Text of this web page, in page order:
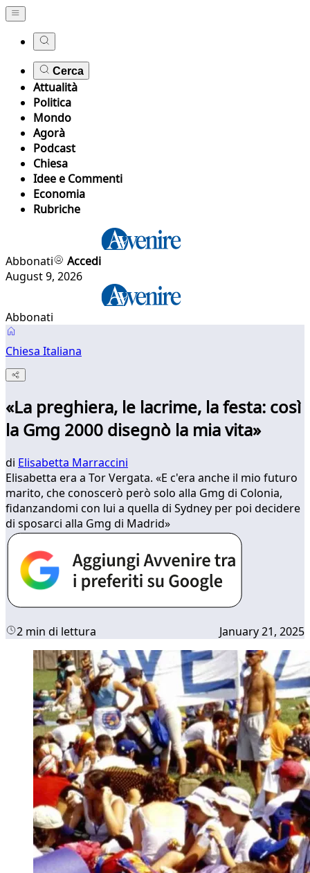
Cerca
Attualità
Politica
Mondo
Agorà
Podcast
Chiesa
Idee e Commenti
Economia
Rubriche
Abbonati
Accedi
August 9, 2026
Abbonati
Chiesa Italiana
«La preghiera, le lacrime, la festa: così
la Gmg 2000 disegnò la mia vita»
di Elisabetta Marraccini
Elisabetta era a Tor Vergata. «E c'era anche il mio futuro
marito, che conoscerò però solo alla Gmg di Colonia,
fidanzandomi con lui a quella di Sydney per poi decidere
di sposarci alla Gmg di Madrid»
2 min di lettura January 21, 2025